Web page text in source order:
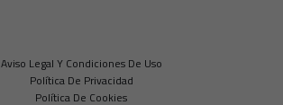
Aviso Legal Y Condiciones De Uso
Política De Privacidad
Política De Cookies